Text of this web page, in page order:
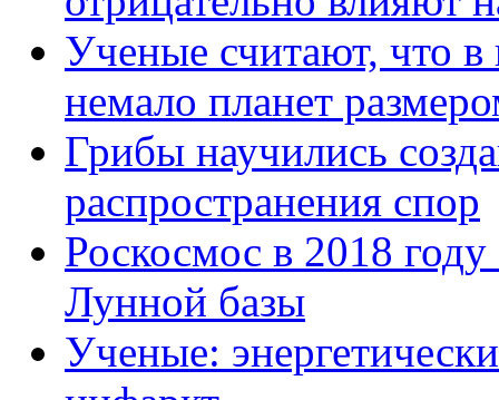
Ученые считают, что в
немало планет
Грибы научились
распространения спор
Роскосмос в 2018 году
Лунной базы
Ученые: